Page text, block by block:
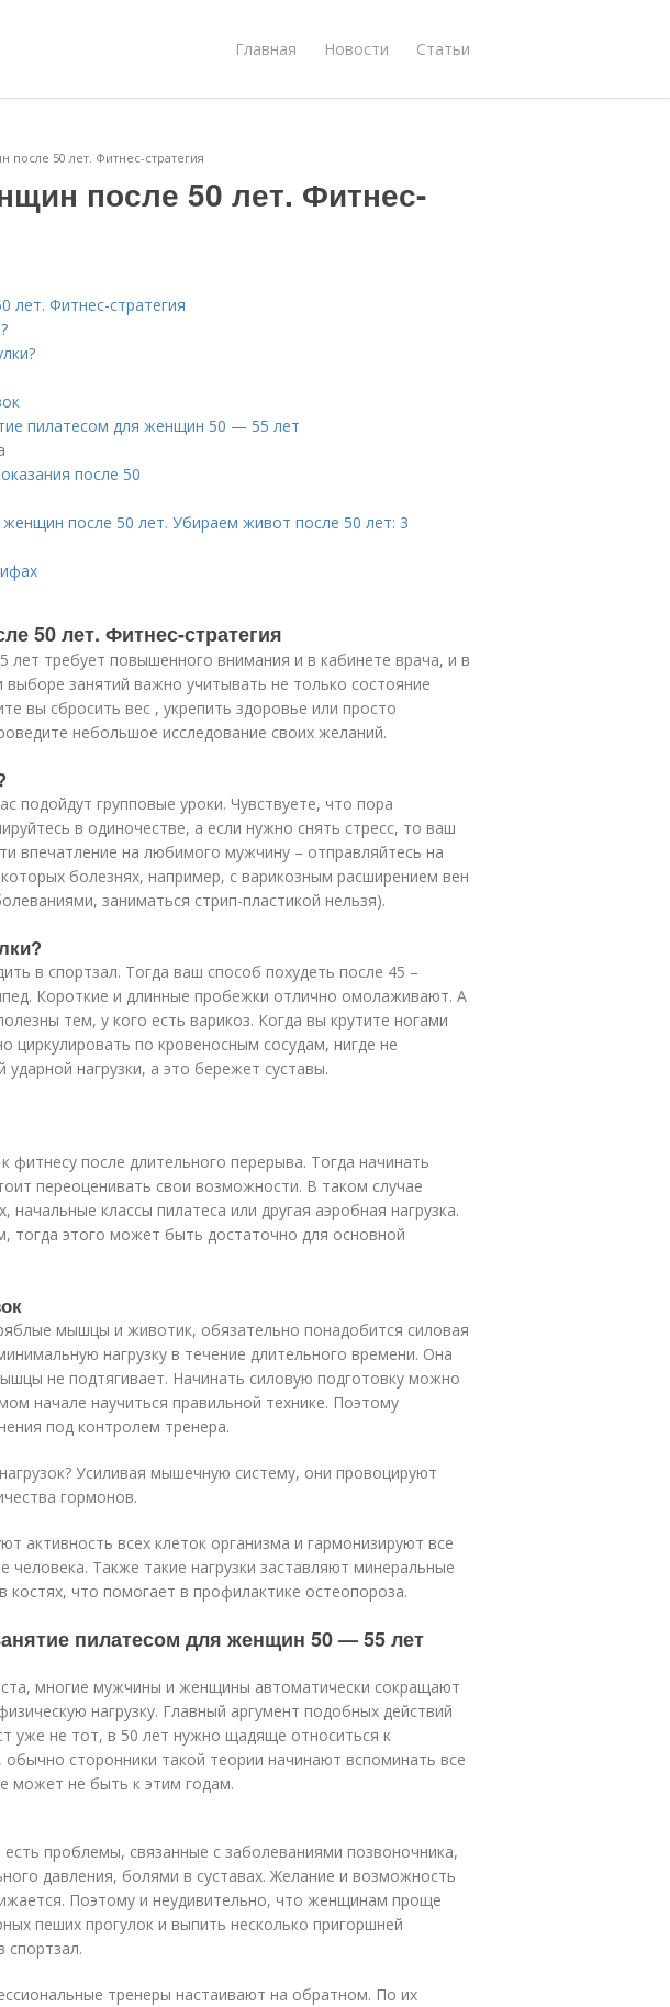
Главная Новости Статьи
после 50 лет. Фитнес-стратегия
после 50 лет. Фитнес-
лет. Фитнес-стратегия
пилатесом для женщин 50 — 55 лет
после 50
после 50 лет. Убираем живот после 50 лет: 3
50 лет. Фитнес-стратегия
требует повышенного внимания и в кабинете врача, и в
занятий важно учитывать не только состояние
вы сбросить вес , укрепить здоровье или просто
небольшое исследование своих желаний.
подойдут групповые уроки. Чувствуете, что пора
в одиночестве, а если нужно снять стресс, то ваш
впечатление на любимого мужчину – отправляйтесь на
болезнях, например, с варикозным расширением вен
заниматься стрип-пластикой нельзя).
в спортзал. Тогда ваш способ похудеть после 45 –
Короткие и длинные пробежки отлично омолаживают. А
тем, у кого есть варикоз. Когда вы крутите ногами
циркулировать по кровеносным сосудам, нигде не
ударной нагрузки, а это бережет суставы.
после длительного перерыва. Тогда начинать
переоценивать свои возможности. В таком случае
классы пилатеса или другая аэробная нагрузка.
тогда этого может быть достаточно для основной
мышцы и животик, обязательно понадобится силовая
нагрузку в течение длительного времени. Она
не подтягивает. Начинать силовую подготовку можно
начале научиться правильной технике. Поэтому
под контролем тренера.
Усиливая мышечную систему, они провоцируют
гормонов.
активность всех клеток организма и гармонизируют все
человека. Также такие нагрузки заставляют минеральные
костях, что помогает в профилактике остеопороза.
пилатесом для женщин 50 — 55 лет
многие мужчины и женщины автоматически сокращают
нагрузку. Главный аргумент подобных действий
уже не тот, в 50 лет нужно щадяще относиться к
обычно сторонники такой теории начинают вспоминать все
может не быть к этим годам.
проблемы, связанные с заболеваниями позвоночника,
давления, болями в суставах. Желание и возможность
Поэтому и неудивительно, что женщинам проще
пеших прогулок и выпить несколько пригоршней
спортзал.
тренеры настаивают на обратном. По их